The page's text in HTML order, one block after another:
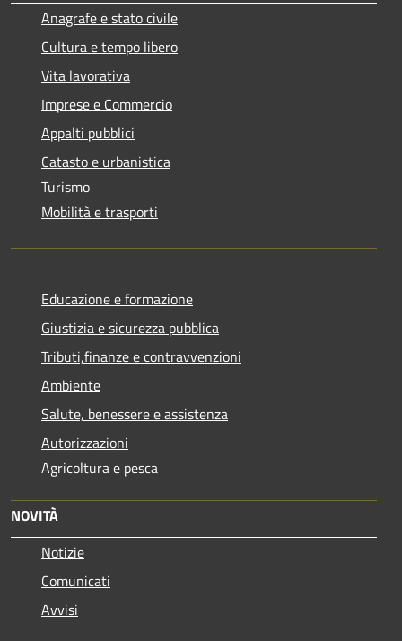
Anagrafe e stato civile
Cultura e tempo libero
Vita lavorativa
Imprese e Commercio
Appalti pubblici
Catasto e urbanistica
Turismo
Mobilità e trasporti
Educazione e formazione
Giustizia e sicurezza pubblica
Tributi,finanze e contravvenzioni
Ambiente
Salute, benessere e assistenza
Autorizzazioni
Agricoltura e pesca
NOVITÀ
Notizie
Comunicati
Avvisi